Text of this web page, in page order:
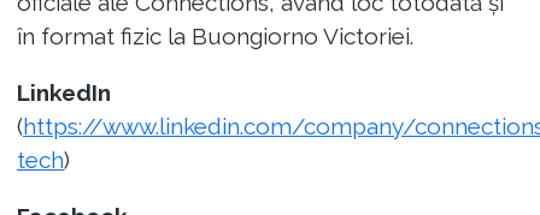
în format fizic la Buongiorno Victoriei.
LinkedIn
(https://www.linkedin.com/company/
tech)